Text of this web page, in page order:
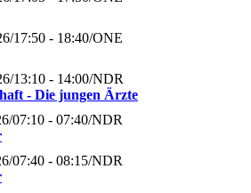
/17:50 - 18:40/ONE
/13:10 - 14:00/NDR
- Die jungen Ärzte
/07:10 - 07:40/NDR
/07:40 - 08:15/NDR